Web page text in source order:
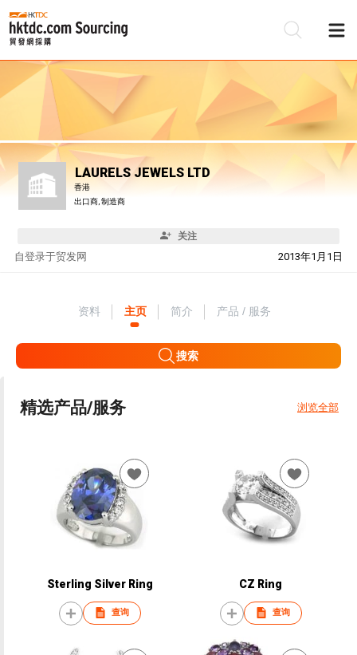
LAURELS JEWELS LTD
香港
出口商, 制造商
关注
自 2013年1月1日
登录于贸发网
资料 主页 简介 产品 / 服务
搜索
精选产品/服务 浏览全部
Sterling Silver Ring
查询
CZ Ring
查询